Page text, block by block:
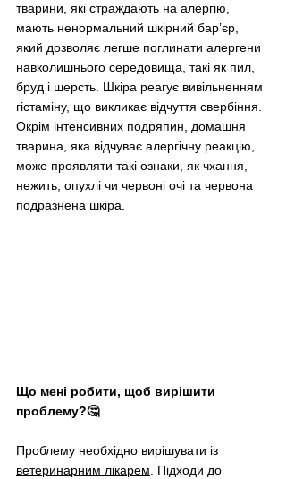
тварини, які страждають на алергію,
мають ненормальний шкірний бар’єр,
який дозволяє легше поглинати алергени
навколишнього середовища, такі як пил,
бруд і шерсть. Шкіра реагує вивільненням
гістаміну, що викликає відчуття свербіння.
Окрім інтенсивних подряпин, домашня
тварина, яка відчуває алергічну реакцію,
може проявляти такі ознаки, як чхання,
нежить, опухлі чи червоні очі та червона
подразнена шкіра.
Що мені робити, щоб вирішити
проблему?🤔
Проблему необхідно вирішувати із
ветеринарним лікарем. Підходи до